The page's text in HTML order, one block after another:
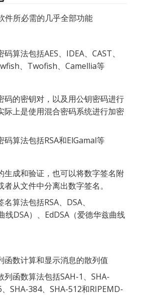
件所必需的几乎全部功能
算法包括AES、IDEA、CAST、
、Twofish、Camellia等
码的密钥对，以及用公钥密码进行
际上是使用混合密码系统进行加密
码算法包括RSA和ElGamal等
生成和验证，也可以将数字签名附
从文件中分离出数字签名。
算法包括RSA、DSA、
线DSA）、EdDSA（爱德华兹曲线
函数计算和显示消息的散列值
列函数算法包括SAH-1、SHA-
SHA-384、SHA-512和RIPEMD-